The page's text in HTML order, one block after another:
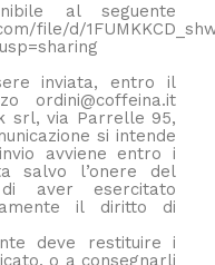
al seguente
file/d/
inviata, entro il
ordini@coffeina.it
srl, via Parrelle 95,
si intende
avviene entro i
salvo l’onere del
aver esercitato
il diritto di
deve restituire i
o a consegnarli